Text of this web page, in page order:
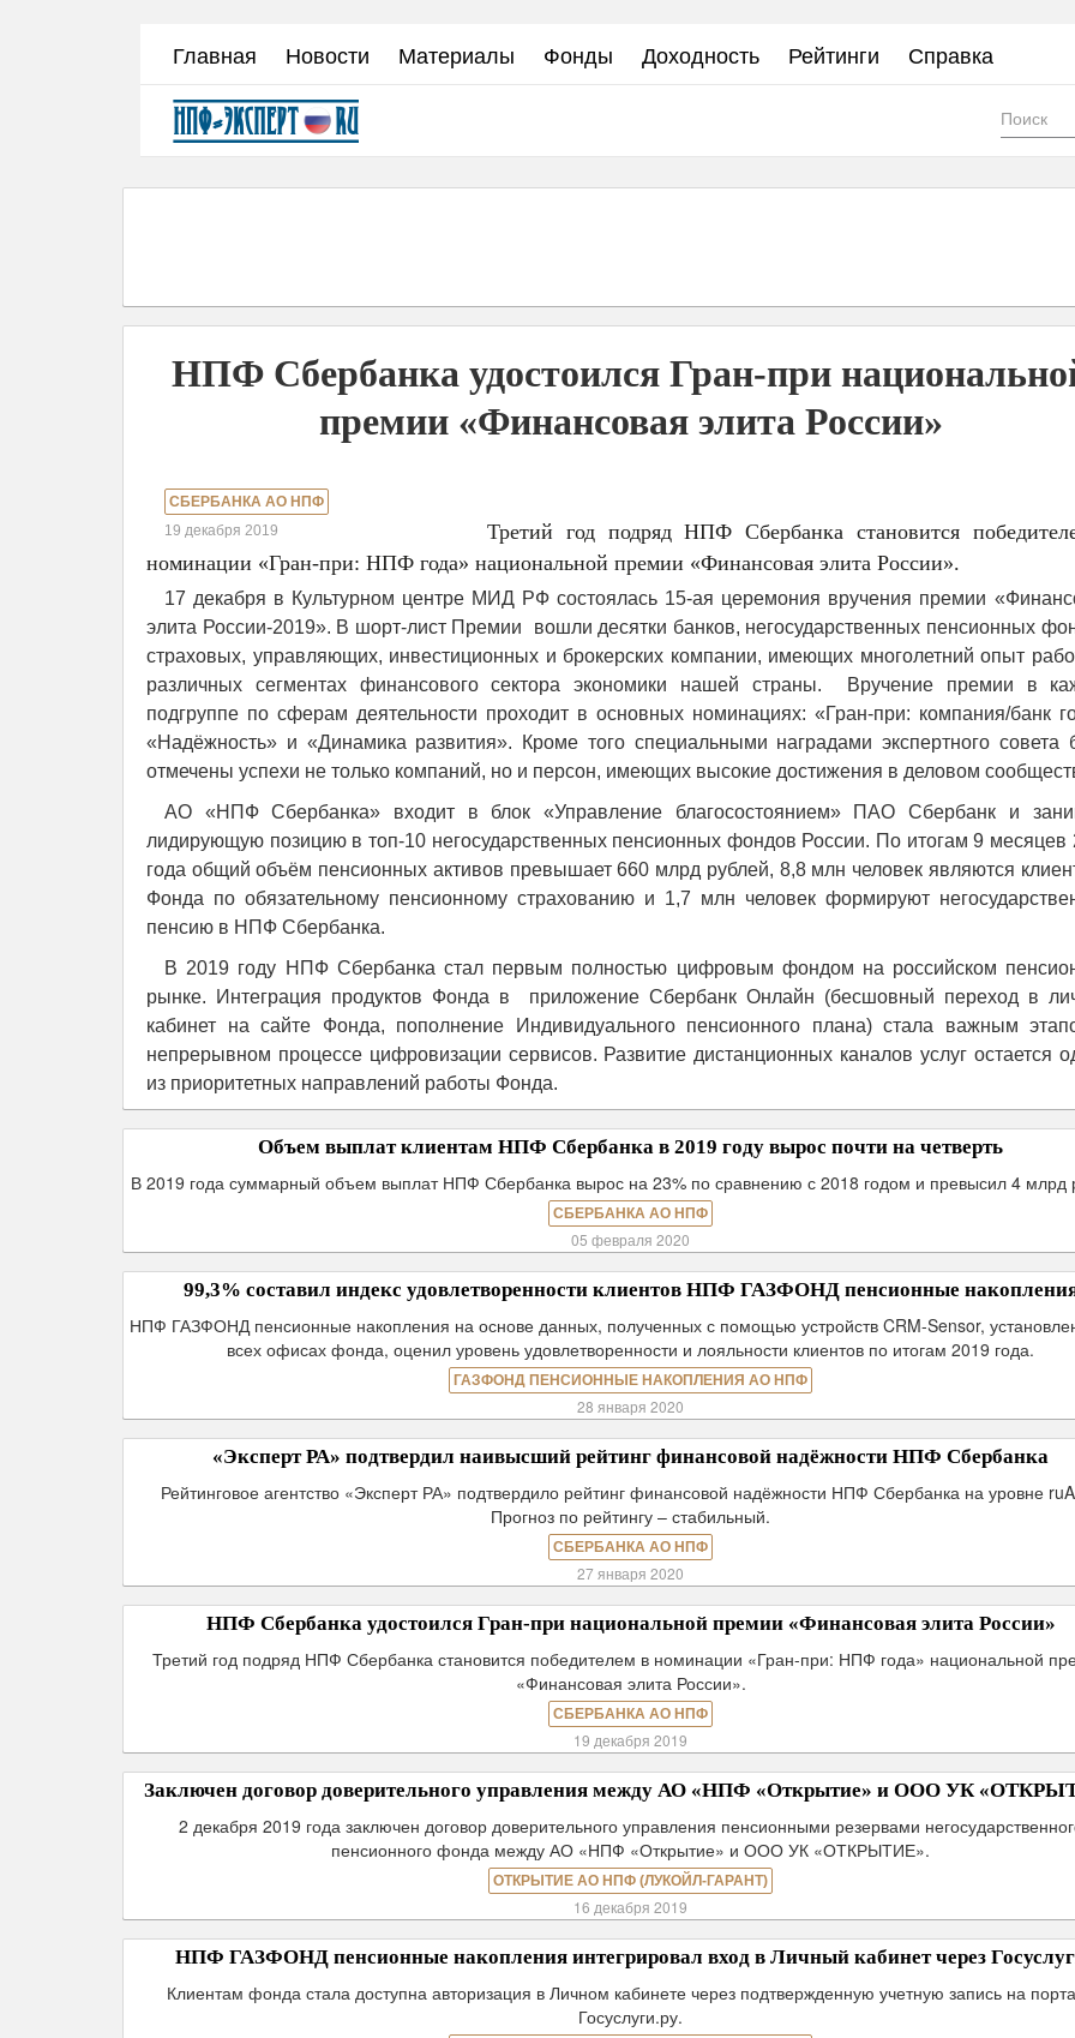
Главная Новости Материалы Фонды Доходность Рейтинги Справка
НПФ Сбербанка удостоился Гран-при
премии «Финансовая элита России»
СБЕРБАНКА АО НПФ
19 декабря 2019
Третий год подряд НПФ Сбербанка становится
номинации «Гран-при: НПФ года» национальной премии «Финансовая элита России».
17 декабря в Культурном центре МИД РФ состоялась 15-ая церемония вручения премии
элита России-2019». В шорт-лист Премии вошли десятки банков, негосударственных пенсионных
страховых, управляющих, инвестиционных и брокерских компании, имеющих многолетний опыт
различных сегментах финансового сектора экономики нашей страны. Вручение премии в
подгруппе по сферам деятельности проходит в основных номинациях: «Гран-при: компания/банк
«Надёжность» и «Динамика развития». Кроме того специальными наградами экспертного совета
отмечены успехи не только компаний, но и персон, имеющих высокие достижения в деловом
АО «НПФ Сбербанка» входит в блок «Управление благосостоянием» ПАО Сбербанк и
лидирующую позицию в топ-10 негосударственных пенсионных фондов России. По итогам 9 месяцев
года общий объём пенсионных активов превышает 660 млрд рублей, 8,8 млн человек являются
Фонда по обязательному пенсионному страхованию и 1,7 млн человек формируют
пенсию в НПФ Сбербанка.
В 2019 году НПФ Сбербанка стал первым полностью цифровым фондом на российском
рынке. Интеграция продуктов Фонда в приложение Сбербанк Онлайн (бесшовный переход в
кабинет на сайте Фонда, пополнение Индивидуального пенсионного плана) стала важным
непрерывном процессе цифровизации сервисов. Развитие дистанционных каналов услуг остается
из приоритетных направлений работы Фонда.
Объем выплат клиентам НПФ Сбербанка в 2019 году вырос почти на четверть
В 2019 года суммарный объем выплат НПФ Сбербанка вырос на 23% по сравнению с 2018 годом и превысил 4 млрд
СБЕРБАНКА АО НПФ
05 февраля 2020
99,3% составил индекс удовлетворенности клиентов НПФ ГАЗФОНД пенсионные
НПФ ГАЗФОНД пенсионные накопления на основе данных, полученных с помощью устройств CRM-Sensor,
всех офисах фонда, оценил уровень удовлетворенности и лояльности клиентов по итогам 2019 года.
ГАЗФОНД ПЕНСИОННЫЕ НАКОПЛЕНИЯ АО НПФ
28 января 2020
«Эксперт РА» подтвердил наивысший рейтинг финансовой надёжности НПФ Сбербанка
Рейтинговое агентство «Эксперт РА» подтвердило рейтинг финансовой надёжности НПФ Сбербанка на уровне
Прогноз по рейтингу – стабильный.
СБЕРБАНКА АО НПФ
27 января 2020
НПФ Сбербанка удостоился Гран-при национальной премии «Финансовая элита России»
Третий год подряд НПФ Сбербанка становится победителем в номинации «Гран-при: НПФ года» национальной
«Финансовая элита России».
СБЕРБАНКА АО НПФ
19 декабря 2019
Заключен договор доверительного управления между АО «НПФ «Открытие» и ООО УК
2 декабря 2019 года заключен договор доверительного управления пенсионными резервами
пенсионного фонда между АО «НПФ «Открытие» и ООО УК «ОТКРЫТИЕ».
ОТКРЫТИЕ АО НПФ (ЛУКОЙЛ-ГАРАНТ)
16 декабря 2019
НПФ ГАЗФОНД пенсионные накопления интегрировал вход в Личный кабинет через
Клиентам фонда стала доступна авторизация в Личном кабинете через подтвержденную учетную запись на
Госуслуги.ру.